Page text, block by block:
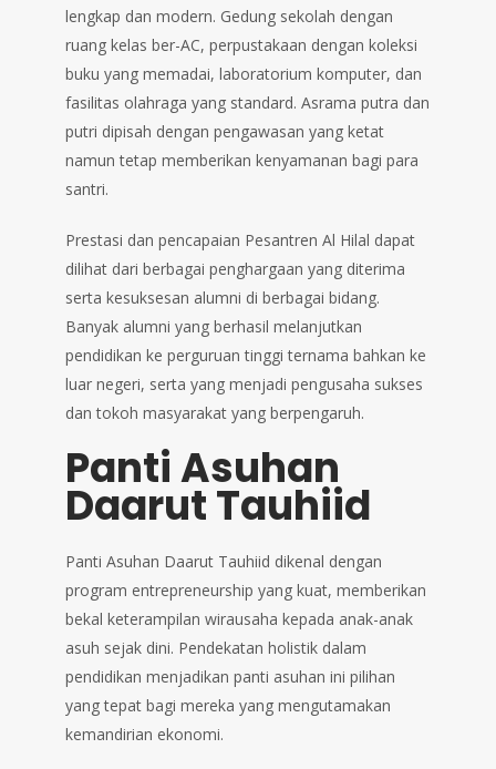
lengkap dan modern. Gedung sekolah dengan
ruang kelas ber-AC, perpustakaan dengan koleksi
buku yang memadai, laboratorium komputer, dan
fasilitas olahraga yang standard. Asrama putra dan
putri dipisah dengan pengawasan yang ketat
namun tetap memberikan kenyamanan bagi para
santri.
Prestasi dan pencapaian Pesantren Al Hilal dapat
dilihat dari berbagai penghargaan yang diterima
serta kesuksesan alumni di berbagai bidang.
Banyak alumni yang berhasil melanjutkan
pendidikan ke perguruan tinggi ternama bahkan ke
luar negeri, serta yang menjadi pengusaha sukses
dan tokoh masyarakat yang berpengaruh.
Panti Asuhan
Daarut Tauhiid
Panti Asuhan Daarut Tauhiid dikenal dengan
program entrepreneurship yang kuat, memberikan
bekal keterampilan wirausaha kepada anak-anak
asuh sejak dini. Pendekatan holistik dalam
pendidikan menjadikan panti asuhan ini pilihan
yang tepat bagi mereka yang mengutamakan
kemandirian ekonomi.